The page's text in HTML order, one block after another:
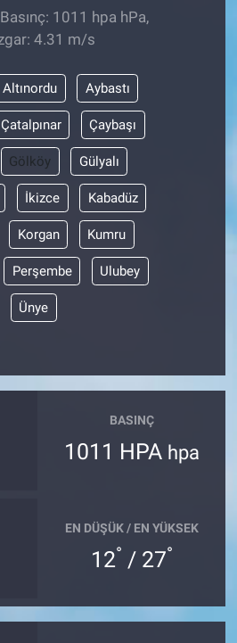
1011 hpa hPa,
4.31 m/s
Altınordu Aybastı
Çatalpınar Çaybaşı
Gölköy Gülyalı
İkizce Kabadüz
Korgan Kumru
Perşembe Ulubey
Ünye
BASINÇ
1011 HPA hpa
EN DÜŞÜK / EN YÜKSEK
12° / 27°